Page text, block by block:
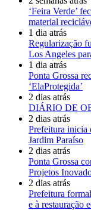
‘Feira Verde’
material
1 dia atrás
Regularização
Los Angeles
1 dia atrás
Ponta Grossa
‘ElaProtegida’
2 dias atrás
DIÁRIO DE
2 dias atrás
Prefeitura inicia
Jardim Paraíso
2 dias atrás
Ponta Grossa
Projetos
2 dias atrás
Prefeitura
e à restauração